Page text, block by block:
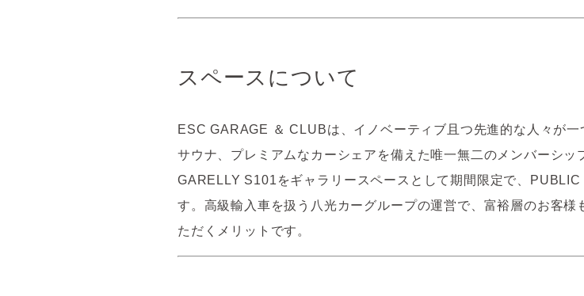
スペースについて
ESC GARAGE ＆ CLUBは、イノベーティブ且つ先進的な人々が一
サウナ、プレミアムなカーシェアを備えた唯一無二のメンバーシ
GARELLY S101をギャラリースペースとして期間限定で、
す。高級輸入車を扱う八光カーグループの運営で、富裕層のお客
ただくメリットです。